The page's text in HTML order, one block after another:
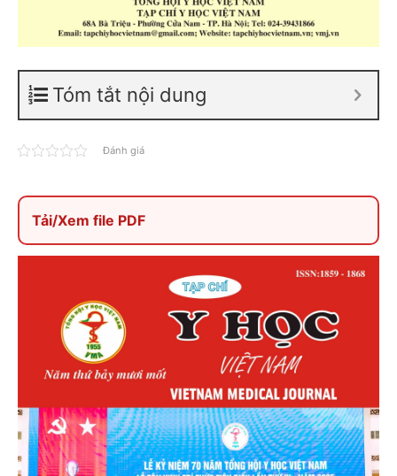
Tóm tắt nội dung
Đánh giá
Tải/Xem file PDF